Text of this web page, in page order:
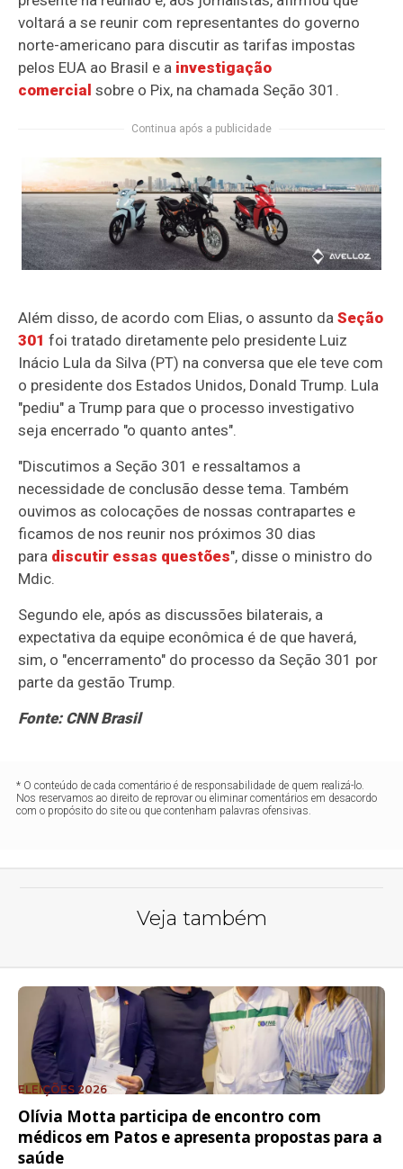
voltará a se reunir com representantes do governo
norte-americano para discutir as tarifas impostas
pelos EUA ao Brasil e a investigação
comercial sobre o Pix, na chamada Seção 301.
Continua após a publicidade
Além disso, de acordo com Elias, o assunto daSeção
301 foi tratado diretamente pelo presidente Luiz
Inácio Lula da Silva (PT) na conversa que ele teve com
o presidente dos Estados Unidos, Donald Trump. Lula
"pediu" a Trump para que o processo investigativo
seja encerrado "o quanto antes".
"Discutimos a Seção 301 e ressaltamos a
necessidade de conclusão desse tema. Também
ouvimos as colocações de nossas contrapartes e
ficamos de nos reunir nos próximos 30 dias
para discutir essas questões", disse o ministro do
Mdic.
Segundo ele, após as discussões bilaterais, a
expectativa da equipe econômica é de que haverá,
sim, o "encerramento" do processo da Seção 301 por
parte da gestão Trump.
Fonte: CNN Brasil
* O conteúdo de cada comentário é de responsabilidade de quem realizá-lo.
Nos reservamos ao direito de reprovar ou eliminar comentários em desacordo
com o propósito do site ou que contenham palavras ofensivas.
Veja também
ELEIÇÕES 2026
Olívia Motta participa de encontro com
médicos em Patos e apresenta propostas para a
saúde